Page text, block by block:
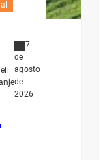
7
de
agosto
de
2026